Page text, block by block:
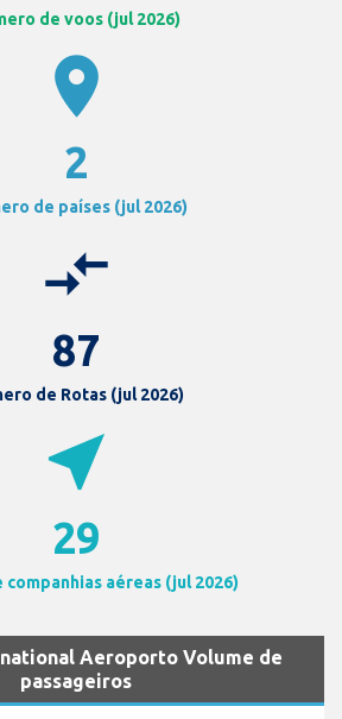
de voos (jul 2026)
location_on
2
de países (jul 2026)
compare_arrows
87
de Rotas (jul 2026)
near_me
29
companhias aéreas (jul 2026)
Aeroporto Volume de
passageiros